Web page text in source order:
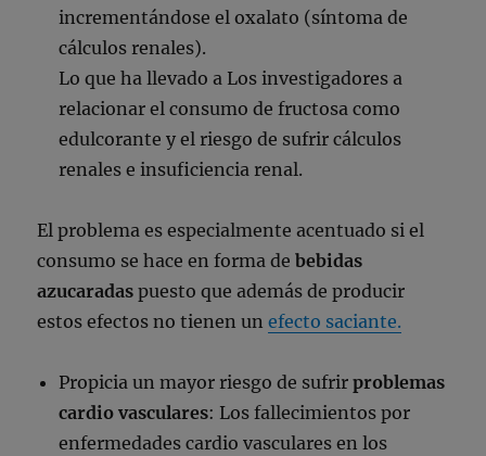
incrementándose el oxalato (síntoma de
cálculos renales).
Lo que ha llevado a Los investigadores a
relacionar el consumo de fructosa como
edulcorante y el riesgo de sufrir cálculos
renales e insuficiencia renal.
El problema es especialmente acentuado si el
consumo se hace en forma debebidas
azucaradas puesto que además de producir
estos efectos no tienen unefecto saciante.
Propicia un mayor riesgo de sufrirproblemas
cardio vasculares: Los fallecimientos por
enfermedades cardio vasculares en los